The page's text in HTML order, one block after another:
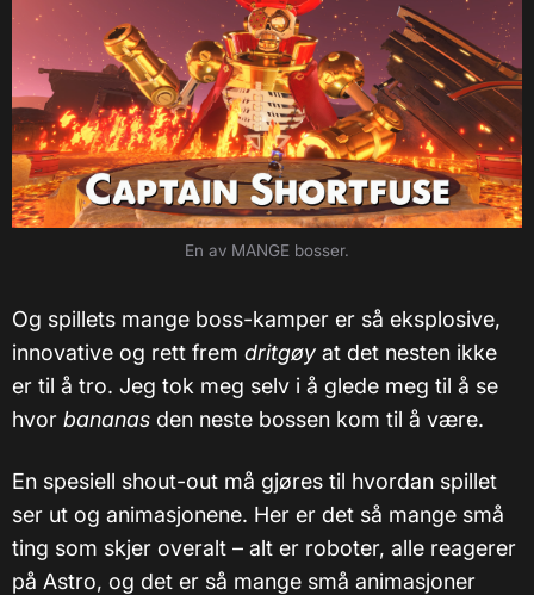
En av MANGE bosser.
Og spillets mange boss-kamper er så eksplosive,
innovative og rett frem dritgøy at det nesten ikke
er til å tro. Jeg tok meg selv i å glede meg til å se
hvor bananas den neste bossen kom til å være.
En spesiell shout-out må gjøres til hvordan spillet
ser ut og animasjonene. Her er det så mange små
ting som skjer overalt – alt er roboter, alle reagerer
på Astro, og det er så mange små animasjoner